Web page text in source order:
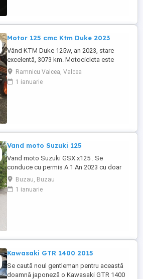
Motor 125 cmc Ktm Duke 2023
Vând KTM Duke 125w, an 2023, stare
excelentă, 3073 km. Motocicleta este
ideală pentru începători sau pentru oraș.
Fără daune, lovituri!
Ramnicu Valcea, Valcea
1 ianuarie
Vand moto Suzuki 125
Vand moto Suzuki GSX x125 . Se
conduce cu permis A 1 An 2023 cu doar
5000km Stare impecabila , fara cazaturi
ITP valabil pana in noiembrie 2027 Revizii
si schimb de ulei in service autorizat
Buzau, Buzau
1 ianuarie
Kawasaki GTR 1400 2015
Se caută noul gentleman pentru această
doamnă japoneză o Kawasaki GTR 1400